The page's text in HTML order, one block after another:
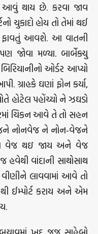
થાય છે. કરવા જાવ
ચુકાદો હોય તો તેમાં થઈ
આવશે. આ વાતની
જોવા મળ્યા. બાર્બેક્યુ
ઓર્ડર આપ્યો
ગ્રાહકે ઘણાં ફોન કર્યા,
હોટેલ પહોંચ્યો ને ઝઘડો
ચિકન આવે તે તો સહન
નોનવેજ ને નોન-વેજને
વેજ થઇ જાય અને વેજ
વાંદાની સાથોસાથ
વીણીને લાવવામાં આવે તો
ઈમ્પોર્ટ કરાય અને એમ